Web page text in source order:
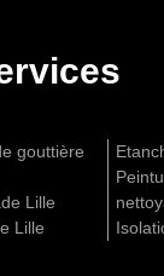
gouttière
Lille
Lille